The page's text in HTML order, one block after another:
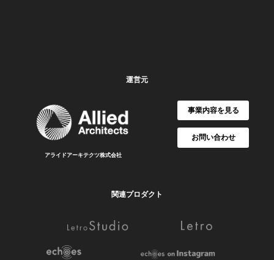
運営元
アライドアーキテクツ株式会社
事業内容を見る
お問い合わせ
関連プロダクト